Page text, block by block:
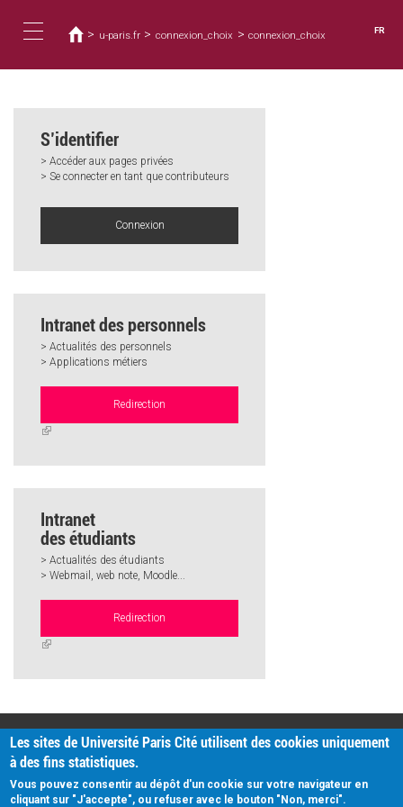
contenu
navigation
êtes
ici
> u-paris.fr > connexion_choix > connexion_choix FR
S’identifier
> Accéder aux pages privées
> Se connecter en tant que contributeurs
Connexion
Intranet des personnels
> Actualités des personnels
> Applications métiers
Redirection
(link
Intranet
des étudiants
> Actualités des étudiants
> Webmail, web note, Moodle...
Redirection
(link
PRATIQUE
Plan d'accès
Intranet
Mentions légales
Données personnelles
Les sites de Université Paris Cité utilisent des cookies uniquement
à des fins statistiques.
Vous pouvez consentir au dépôt d'un cookie sur votre navigateur en
cliquant sur "J'accepte", ou refuser avec le bouton "Non, merci".